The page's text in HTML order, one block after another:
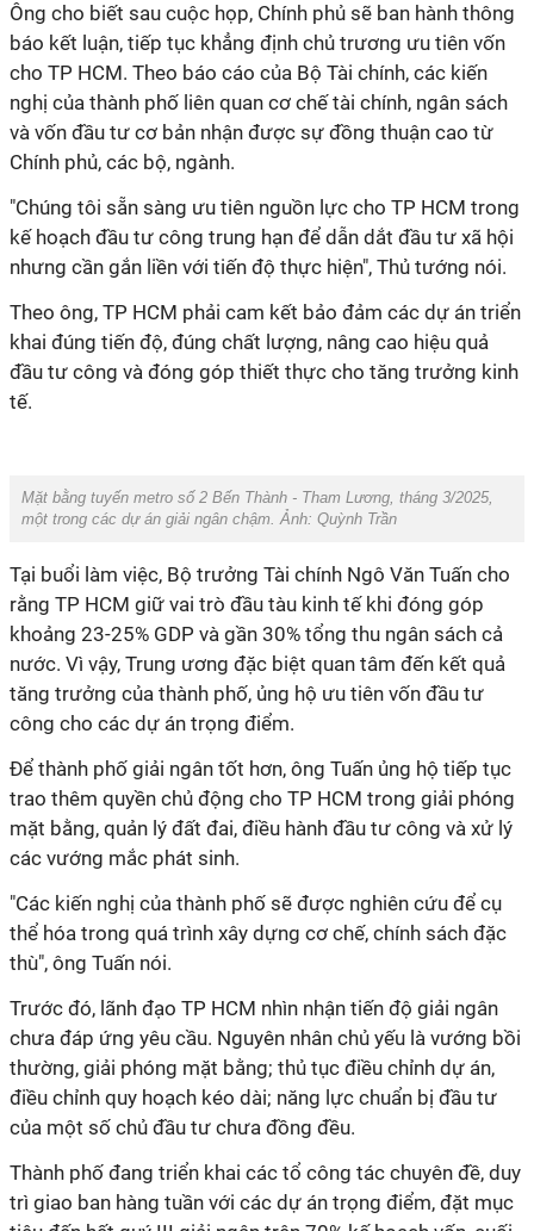
Ông cho biết sau cuộc họp, Chính phủ sẽ ban hành thông
báo kết luận, tiếp tục khẳng định chủ trương ưu tiên vốn
cho TP HCM. Theo báo cáo của Bộ Tài chính, các kiến
nghị của thành phố liên quan cơ chế tài chính, ngân sách
và vốn đầu tư cơ bản nhận được sự đồng thuận cao từ
Chính phủ, các bộ, ngành.
"Chúng tôi sẵn sàng ưu tiên nguồn lực cho TP HCM trong
kế hoạch đầu tư công trung hạn để dẫn dắt đầu tư xã hội
nhưng cần gắn liền với tiến độ thực hiện", Thủ tướng nói.
Theo ông, TP HCM phải cam kết bảo đảm các dự án triển
khai đúng tiến độ, đúng chất lượng, nâng cao hiệu quả
đầu tư công và đóng góp thiết thực cho tăng trưởng kinh
tế.
Mặt bằng tuyến metro số 2 Bến Thành - Tham Lương, tháng 3/2025,
một trong các dự án giải ngân chậm. Ảnh: Quỳnh Trần
Tại buổi làm việc, Bộ trưởng Tài chính Ngô Văn Tuấn cho
rằng TP HCM giữ vai trò đầu tàu kinh tế khi đóng góp
khoảng 23-25% GDP và gần 30% tổng thu ngân sách cả
nước. Vì vậy, Trung ương đặc biệt quan tâm đến kết quả
tăng trưởng của thành phố, ủng hộ ưu tiên vốn đầu tư
công cho các dự án trọng điểm.
Để thành phố giải ngân tốt hơn, ông Tuấn ủng hộ tiếp tục
trao thêm quyền chủ động cho TP HCM trong giải phóng
mặt bằng, quản lý đất đai, điều hành đầu tư công và xử lý
các vướng mắc phát sinh.
"Các kiến nghị của thành phố sẽ được nghiên cứu để cụ
thể hóa trong quá trình xây dựng cơ chế, chính sách đặc
thù", ông Tuấn nói.
Trước đó, lãnh đạo TP HCM nhìn nhận tiến độ giải ngân
chưa đáp ứng yêu cầu. Nguyên nhân chủ yếu là vướng bồi
thường, giải phóng mặt bằng; thủ tục điều chỉnh dự án,
điều chỉnh quy hoạch kéo dài; năng lực chuẩn bị đầu tư
của một số chủ đầu tư chưa đồng đều.
Thành phố đang triển khai các tổ công tác chuyên đề, duy
trì giao ban hàng tuần với các dự án trọng điểm, đặt mục